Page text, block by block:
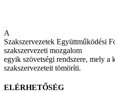
A
Szakszervezetek Együttműködési
szakszervezeti mozgalom
egyik szövetségi rendszere, mely a
szakszervezeteit tömöríti.
ELÉRHETŐSÉG